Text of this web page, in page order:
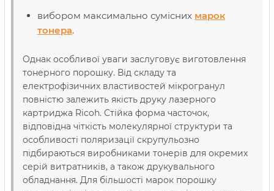
вибором максимально сумісних марок
тонера.
Однак особливої уваги заслуговує виготовлення
тонерного порошку. Від складу та
електрофізичних властивостей мікрогранул
повністю залежить якість друку лазерного
картриджа Ricoh. Стійка форма часточок,
відповідна чіткість молекулярної структури та
особливості поляризації скрупульозно
підбираються виробниками тонерів для окремих
серій витратників, а також друкувального
обладнання. Для більшості марок порошку